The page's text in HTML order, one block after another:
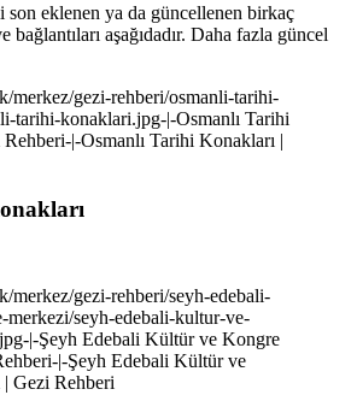
eklenen ya da güncellenen birkaç
bağlantıları aşağıdadır. Daha fazla güncel
merkez/gezi-rehberi/osmanli-tarihi-
tarihi-konaklari.jpg-|-Osmanlı Tarihi
|-Osmanlı Tarihi Konakları |
merkez/gezi-rehberi/seyh-edebali-
merkezi/seyh-edebali-kultur-ve-
|-Şeyh Edebali Kültür ve Kongre
|-Şeyh Edebali Kültür ve
Gezi Rehberi